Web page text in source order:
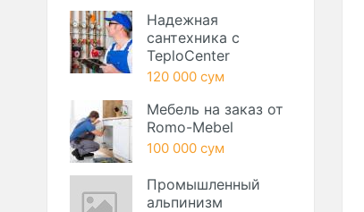
Надежная
сантехника с
TeploCenter
120 000 сум
Мебель на заказ от
Romo-Mebel
100 000 сум
Промышленный
альпинизм